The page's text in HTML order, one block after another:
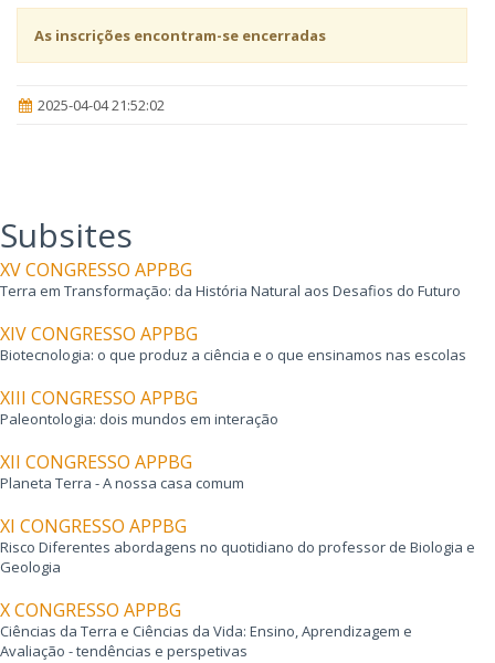
As inscrições encontram-se encerradas
2025-04-04 21:52:02
Subsites
XV CONGRESSO APPBG
Terra em Transformação: da História Natural aos Desafios do Futuro
XIV CONGRESSO APPBG
Biotecnologia: o que produz a ciência e o que ensinamos nas escolas
XIII CONGRESSO APPBG
Paleontologia: dois mundos em interação
XII CONGRESSO APPBG
Planeta Terra - A nossa casa comum
XI CONGRESSO APPBG
Risco Diferentes abordagens no quotidiano do professor de Biologia e
Geologia
X CONGRESSO APPBG
Ciências da Terra e Ciências da Vida: Ensino, Aprendizagem e
Avaliação - tendências e perspetivas